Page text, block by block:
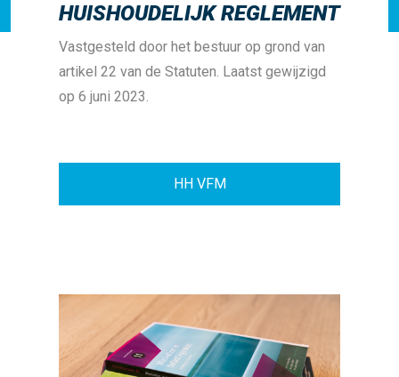
HUISHOUDELIJK REGLEMENT
Vastgesteld door het bestuur op grond van
artikel 22 van de Statuten. Laatst gewijzigd
op 6 juni 2023.
HH VFM